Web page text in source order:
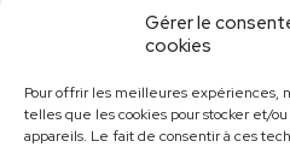
Gérer le
cookies
Pour offrir les meilleures expériences,
telles que les cookies pour stocker et/
appareils. Le fait de consentir à ces
03 26